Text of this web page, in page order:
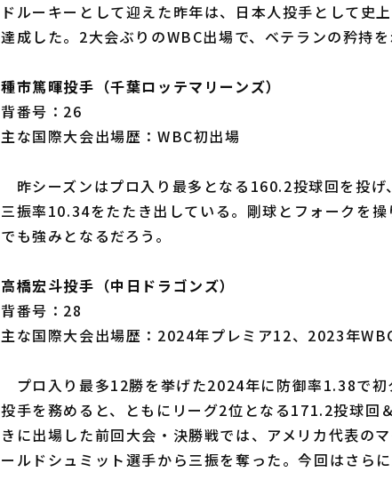
ドルーキーとして迎えた昨年は、日本人投手として史
達成した。2大会ぶりのWBC出場で、ベテランの矜持を
種市篤暉投手（千葉ロッテマリーンズ）
背番号：26
主な国際大会出場歴：WBC初出場
昨シーズンはプロ入り最多となる160.2投球回を投
三振率10.34をたたき出している。剛球とフォークを
でも強みとなるだろう。
高橋宏斗投手（中日ドラゴンズ）
背番号：28
主な国際大会出場歴：2024年プレミア12、2023年
プロ入り最多12勝を挙げた2024年に防御率1.38で初
投手を務めると、ともにリーグ2位となる171.2投球回
きに出場した前回大会・決勝戦では、アメリカ代表の
ールドシュミット選手から三振を奪った。今回はさら